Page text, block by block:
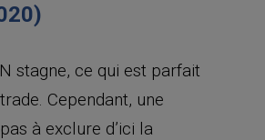
stagne, ce qui est parfait
Cependant, une
à exclure d’ici la